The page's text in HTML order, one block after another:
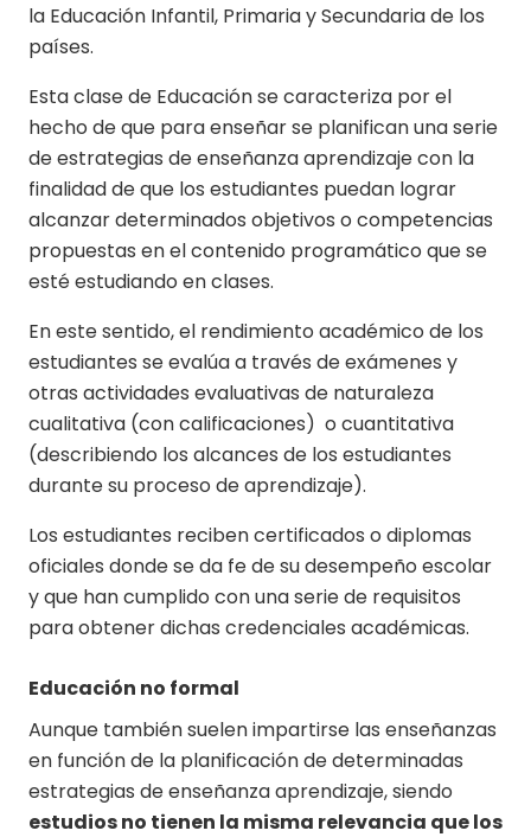
la Educación Infantil, Primaria y Secundaria de los
países.
Esta clase de Educación se caracteriza por el
hecho de que para enseñar se planifican una serie
de estrategias de enseñanza aprendizaje con la
finalidad de que los estudiantes puedan lograr
alcanzar determinados objetivos o competencias
propuestas en el contenido programático que se
esté estudiando en clases.
En este sentido, el rendimiento académico de los
estudiantes se evalúa a través de exámenes y
otras actividades evaluativas de naturaleza
cualitativa (con calificaciones) o cuantitativa
(describiendo los alcances de los estudiantes
durante su proceso de aprendizaje).
Los estudiantes reciben certificados o diplomas
oficiales donde se da fe de su desempeño escolar
y que han cumplido con una serie de requisitos
para obtener dichas credenciales académicas.
Educación no formal
Aunque también suelen impartirse las enseñanzas
en función de la planificación de determinadas
estrategias de enseñanza aprendizaje, siendo
estudios no tienen la misma relevancia que los